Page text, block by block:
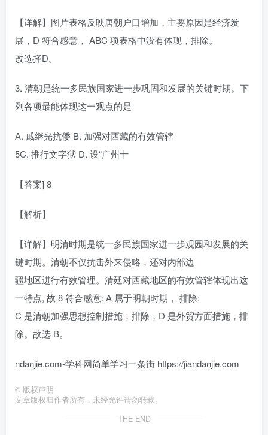
【详解】图片表格反映唐朝户口增加，主要原因是经济发
展，D 符合感意， ABC 项表格中没有体现，排除。
改选择D。
3. 清朝是统一多民族国家进一步巩固和发展的关键时期。下
列各项最能体现这一观点的是
A. 戚继光抗倭 B. 加强对西藏的有效管辖
5C. 推行文字狱 D. 设“广州十
【答案] 8
【解析】
【详解】明清时期是统一多民族国家进一步观园和发展的关
键时期。清朝不仅抗击外来侵略，还对内部边
疆地区进行有效管理。清廷对西藏地区的有效管辖体现出这
一特点, 故 8 符合感意: A 属于明朝时期， 排除:
C 是清朝加强思想控制措施，排除，D 是外贸方面措施，排
除。故选 B。
ndanjie.com-学科网简单学习一条街 https://jiandanjie.com
© 版权声明
文章版权归作者所有，未经允许请勿转载。
THE END